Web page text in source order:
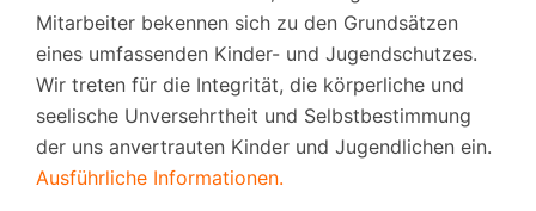
Mitarbeiter bekennen sich zu den Grundsätzen
eines umfassenden Kinder- und Jugendschutzes.
Wir treten für die Integrität, die körperliche und
seelische Unversehrtheit und Selbstbestimmung
der uns anvertrauten Kinder und Jugendlichen ein.
Ausführliche Informationen.